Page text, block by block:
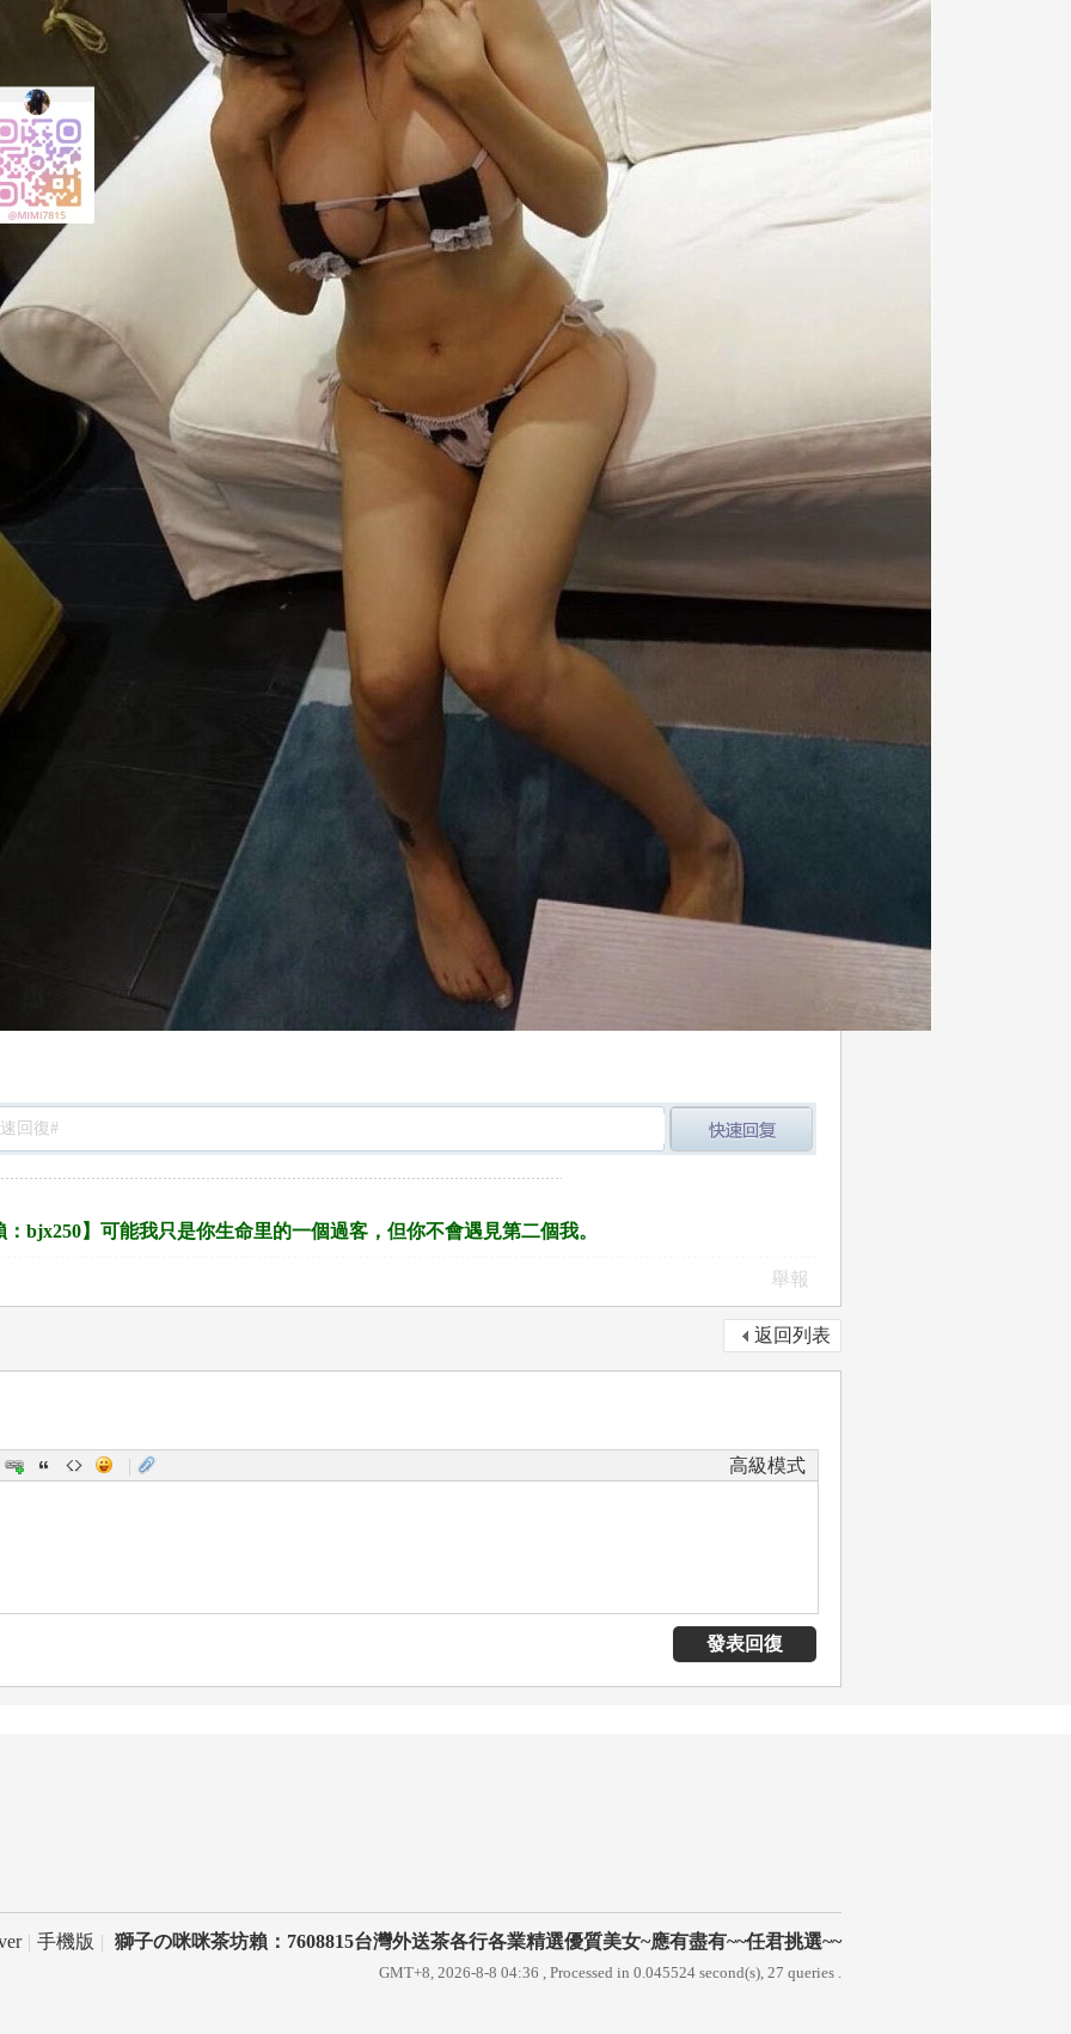
：bjx250】可能我只是你生命里的一個過客，但你不會遇見第二個我。
舉報
返回列表
高級模式
|
發表回復
| 手機版 | 獅子の咪咪茶坊賴：7608815台灣外送茶各行各業精選優質美女~應有盡有~~任君挑選~~
GMT+8, 2026-8-8 04:36 , Processed in 0.045524 second(s), 27 queries .